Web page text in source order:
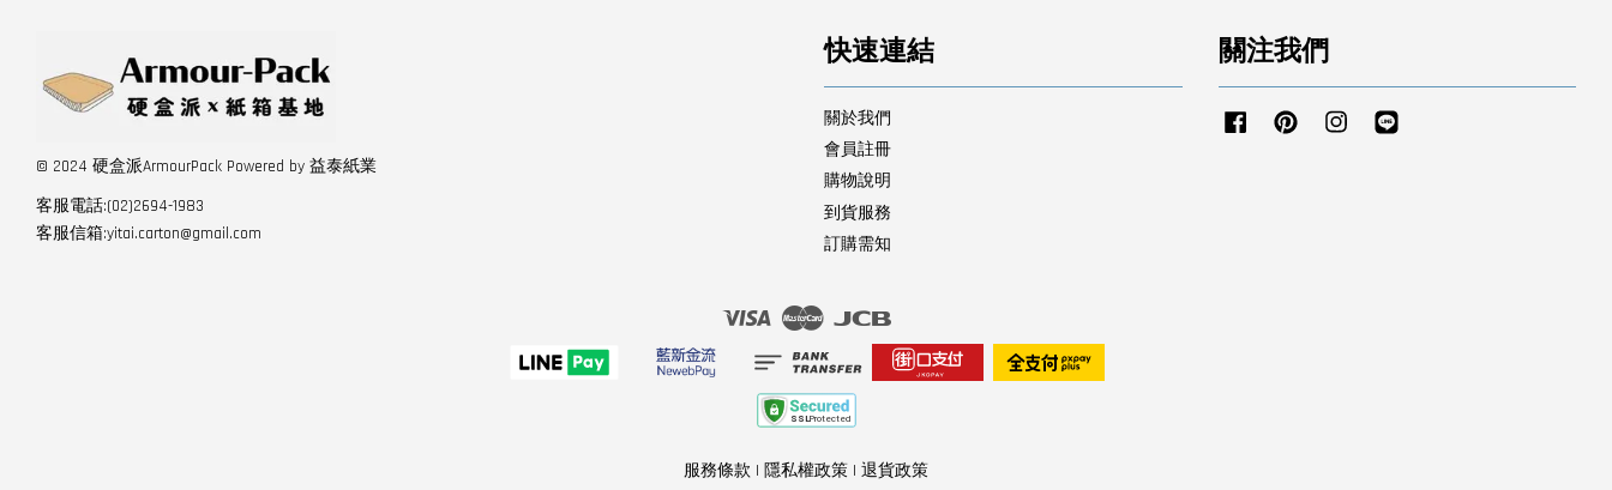
© 2024 硬盒派ArmourPack Powered by 益泰紙業
客服電話:(02)2694-1983
客服信箱:yitai.carton@gmail.com
快速連結
關於我們
會員註冊
購物說明
到貨服務
訂購需知
關注我們
Facebook Pinterest Instagram
Visa Master
服務條款 | 隱私權政策 | 退貨政策